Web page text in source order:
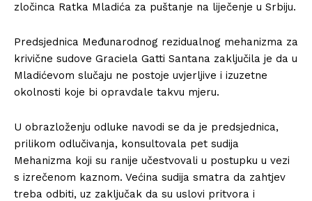
zločinca Ratka Mladića za puštanje na liječenje u Srbiju.
Predsjednica Međunarodnog rezidualnog mehanizma za
krivične sudove Graciela Gatti Santana zaključila je da u
Mladićevom slučaju ne postoje uvjerljive i izuzetne
okolnosti koje bi opravdale takvu mjeru.
U obrazloženju odluke navodi se da je predsjednica,
prilikom odlučivanja, konsultovala pet sudija
Mehanizma koji su ranije učestvovali u postupku u vezi
s izrečenom kaznom. Većina sudija smatra da zahtjev
treba odbiti, uz zaključak da su uslovi pritvora i